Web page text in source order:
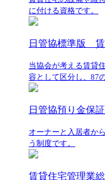
に付ける資格です。
日管協標準版
当協会が考える賃貸
容として区分し、87
日管協預り金保
オーナーと入居者か
う制度です。
賃貸住宅管理業